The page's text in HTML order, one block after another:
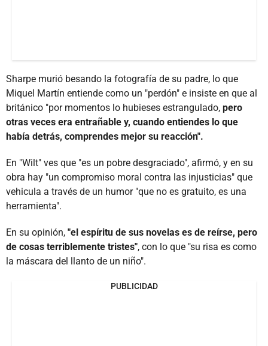
Sharpe murió besando la fotografía de su padre, lo que
Miquel Martín entiende como un "perdón" e insiste en que al
británico "por momentos lo hubieses estrangulado, pero
otras veces era entrañable y, cuando entiendes lo que
había detrás, comprendes mejor su reacción".
En "Wilt" ves que "es un pobre desgraciado", afirmó, y en su
obra hay "un compromiso moral contra las injusticias" que
vehicula a través de un humor "que no es gratuito, es una
herramienta".
En su opinión, "el espíritu de sus novelas es de reírse, pero
de cosas terriblemente tristes", con lo que "su risa es como
la máscara del llanto de un niño".
PUBLICIDAD